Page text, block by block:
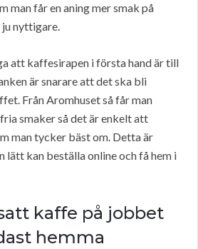
man får en aning mer smak på
nyttigare.
att kaffesirapen i första hand är till
är snarare att det ska bli
Från Aromhuset så får man
smaker så det är enkelt att
man tycker bäst om. Detta är
lätt kan beställa online och få hem i
kaffe på jobbet
hemma